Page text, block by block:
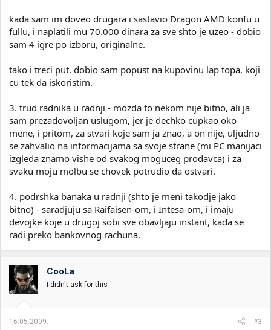
kada sam im doveo drugara i sastavio Dragon AMD konfu u
fullu, i naplatili mu 70.000 dinara za sve shto je uzeo - dobio
sam 4 igre po izboru, originalne.
tako i treci put, dobio sam popust na kupovinu lap topa, koji
cu tek da iskoristim.
3. trud radnika u radnji - mozda to nekom nije bitno, ali ja
sam prezadovoljan uslugom, jer je dechko cupkao oko
mene, i pritom, za stvari koje sam ja znao, a on nije, uljudno
se zahvalio na informacijama sa svoje strane (mi PC manijaci
izgleda znamo vishe od svakog moguceg prodavca) i za
svaku moju molbu se chovek potrudio da ostvari.
4. podrshka banaka u radnji (shto je meni takodje jako
bitno) - saradjuju sa Raifaisen-om, i Intesa-om, i imaju
devojke koje u drugoj sobi sve obavljaju instant, kada se
radi preko bankovnog rachuna.
CooLa
I didn't ask for this
16.05.2009. #3